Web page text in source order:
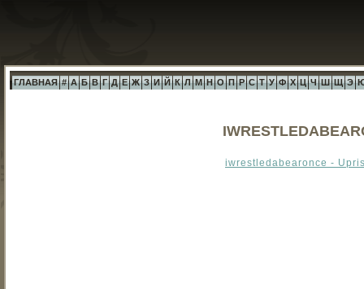
ГЛАВНАЯ # А Б В Г Д Е Ж З И Й К Л М Н О П Р С Т У Ф Х Ц Ч Ш Щ Э
iwrestledabearonce -